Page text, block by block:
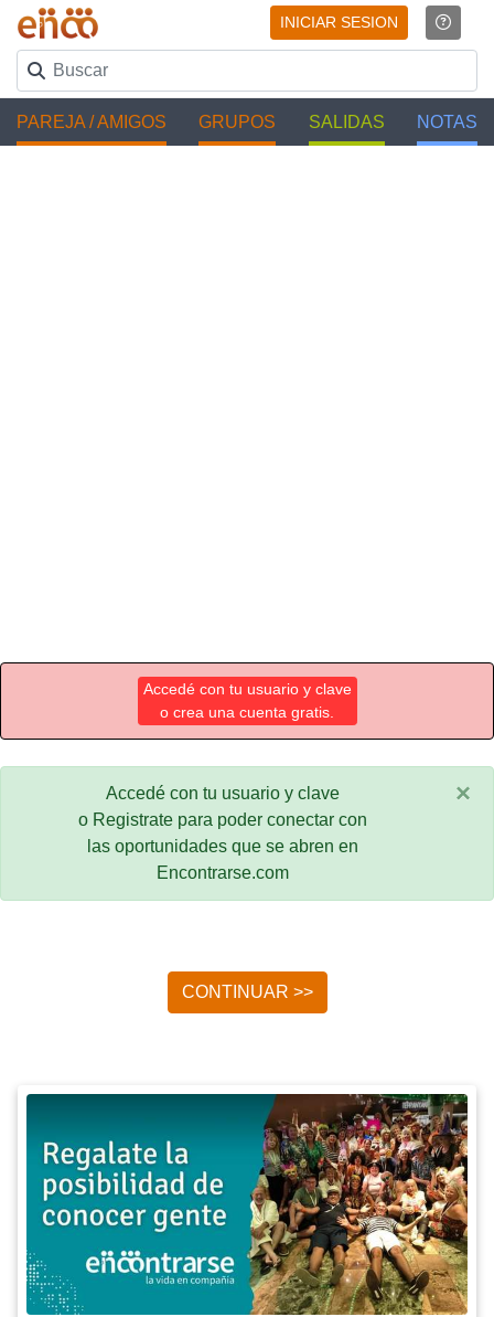
INICIAR SESION
PAREJA / AMIGOS GRUPOS SALIDAS NOTAS
Accedé con tu usuario y clave
o crea una cuenta gratis.
Accedé con tu usuario y clave
o Registrate para poder conectar con
las oportunidades que se abren en
Encontrarse.com
×
CONTINUAR >>